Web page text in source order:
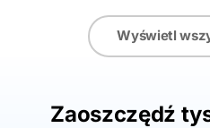
Wyświetl
Zaoszczędź